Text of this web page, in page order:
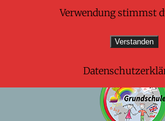
Verwendung stimmst
Verstanden